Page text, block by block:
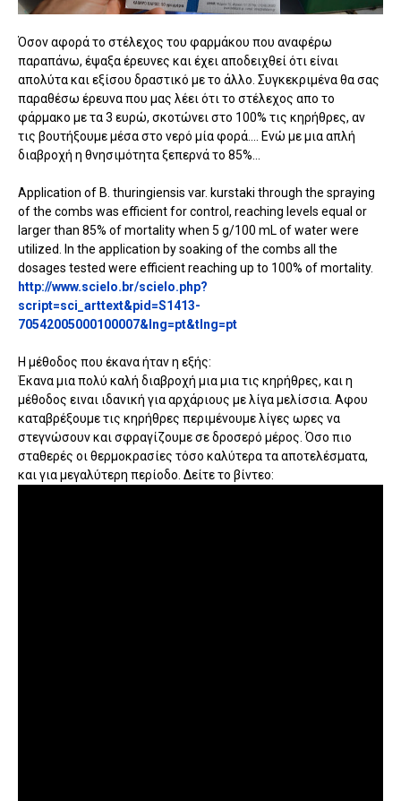
Όσον αφορά το στέλεχος του φαρμάκου που αναφέρω
παραπάνω, έψαξα έρευνες και έχει αποδειχθεί ότι είναι
απολύτα και εξίσου δραστικό με το άλλο. Συγκεκριμένα θα σας
παραθέσω έρευνα που μας λέει ότι το στέλεχος απο το
φάρμακο με τα 3 ευρώ, σκοτώνει στο 100% τις κηρήθρες, αν
τις βουτήξουμε μέσα στο νερό μία φορά.... Ενώ με μια απλή
διαβροχή η θνησιμότητα ξεπερνά το 85%...
Application of B. thuringiensis var. kurstaki through the spraying
of the combs was efficient for control, reaching levels equal or
larger than 85% of mortality when 5 g/100 mL of water were
utilized. In the application by soaking of the combs all the
dosages tested were efficient reaching up to 100% of mortality.
http://www.scielo.br/scielo.php?
script=sci_arttext&pid=S1413-
70542005000100007&lng=pt&tlng=pt
Η μέθοδος που έκανα ήταν η εξής:
Έκανα μια πολύ καλή διαβροχή μια μια τις κηρήθρες, και η
μέθοδος ειναι ιδανική για αρχάριους με λίγα μελίσσια. Αφου
καταβρέξουμε τις κηρήθρες περιμένουμε λίγες ωρες να
στεγνώσουν και σφραγίζουμε σε δροσερό μέρος. Όσο πιο
σταθερές οι θερμοκρασίες τόσο καλύτερα τα αποτελέσματα,
και για μεγαλύτερη περίοδο. Δείτε το βίντεο: